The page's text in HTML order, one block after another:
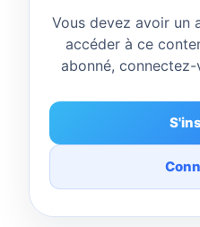
Vous devez avoir un
accéder à ce
abonné,